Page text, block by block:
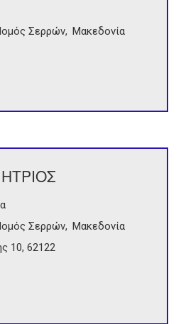
Σερρών
Μακεδονία
Σερρών
Μακεδονία
10, 62122